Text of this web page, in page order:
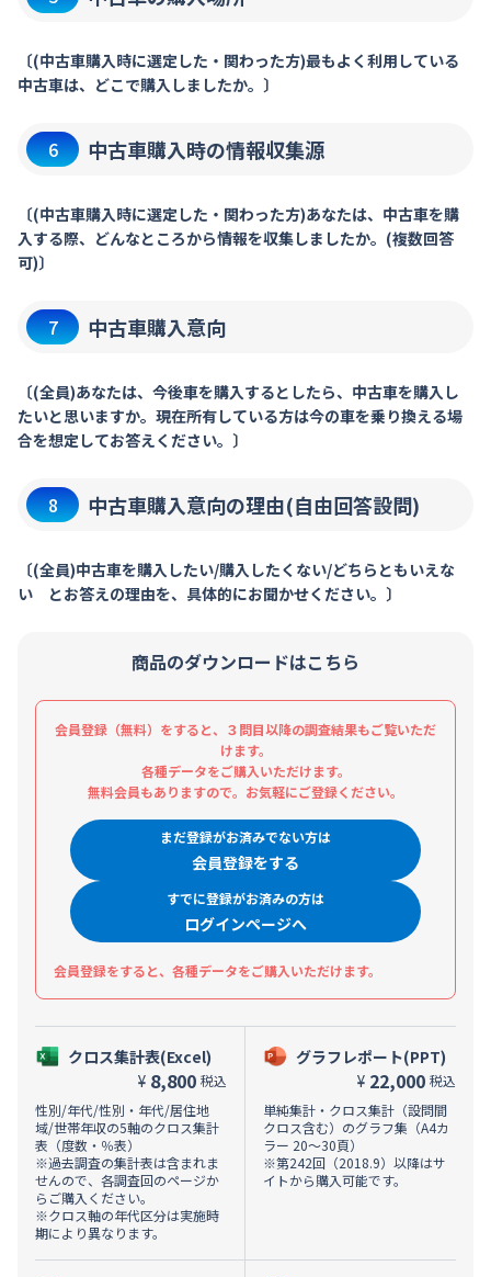
〔(中古車購入時に選定した・関わった方)最もよく利用している
中古車は、どこで購入しましたか。〕
6 中古車購入時の情報収集源
〔(中古車購入時に選定した・関わった方)あなたは、中古車を購
入する際、どんなところから情報を収集しましたか。(複数回答
可)〕
7 中古車購入意向
〔(全員)あなたは、今後車を購入するとしたら、中古車を購入し
たいと思いますか。現在所有している方は今の車を乗り換える場
合を想定してお答えください。〕
8 中古車購入意向の理由(自由回答設問)
〔(全員)中古車を購入したい/購入したくない/どちらともいえな
い とお答えの理由を、具体的にお聞かせください。〕
商品のダウンロードはこちら
会員登録（無料）をすると、３問目以降の調査結果もご覧いただ
けます。
各種データをご購入いただけます。
無料会員もありますので。お気軽にご登録ください。
まだ登録がお済みでない方は
会員登録をする
すでに登録がお済みの方は
ログインページへ
会員登録をすると、各種データをご購入いただけます。
クロス集計表(Excel)
¥ 8,800 税込
性別/年代/性別・年代/居住地
域/世帯年収の5軸のクロス集計
表（度数・％表）
※過去調査の集計表は含まれま
せんので、各調査回のページか
らご購入ください。
※クロス軸の年代区分は実施時
期により異なります。
グラフレポート(PPT)
¥ 22,000 税込
単純集計・クロス集計（設問間
クロス含む）のグラフ集（A4カ
ラー 20～30頁）
※第242回（2018.9）以降はサ
イトから購入可能です。